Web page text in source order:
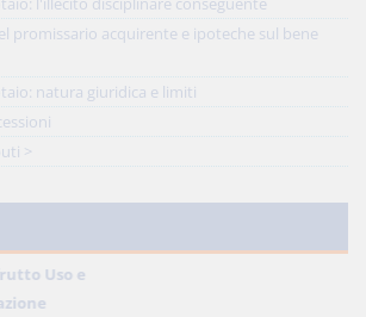
promissario acquirente e ipoteche sul bene
natura giuridica e limiti
>
Uso e